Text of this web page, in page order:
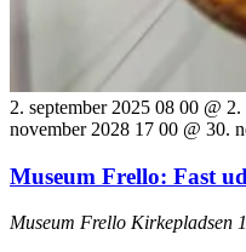
2. september 2025 08 00 @
november 2028 17 00 @ 30.
Museum Frello: Fast
Museum Frello Kirkepladsen